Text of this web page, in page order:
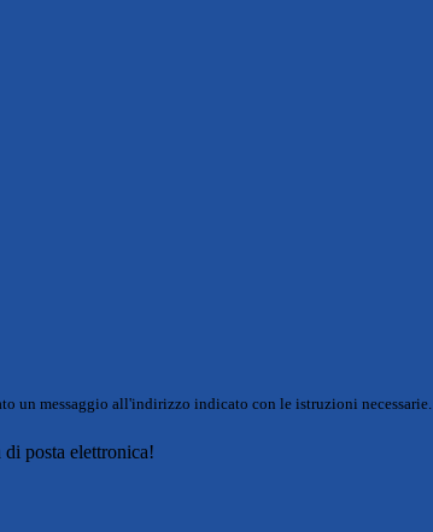
un messaggio all'indirizzo indicato con le istruzioni necessarie.
posta elettronica!